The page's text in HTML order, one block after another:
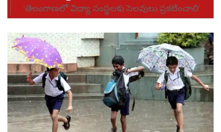
‘తెలంగాణలో విద్యా సంస్థలకు సెలవులు ప్రకటించాలి’